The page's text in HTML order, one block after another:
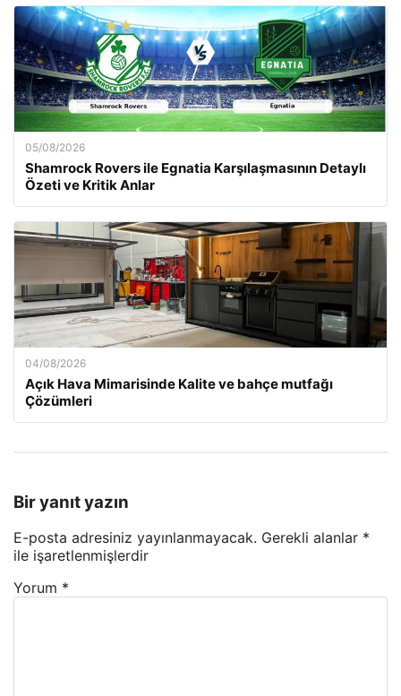
05/08/2026
Shamrock Rovers ile Egnatia Karşılaşmasının Detaylı
Özeti ve Kritik Anlar
04/08/2026
Açık Hava Mimarisinde Kalite ve bahçe mutfağı
Çözümleri
Bir yanıt yazın
E-posta adresiniz yayınlanmayacak. Gerekli alanlar *
ile işaretlenmişlerdir
Yorum *